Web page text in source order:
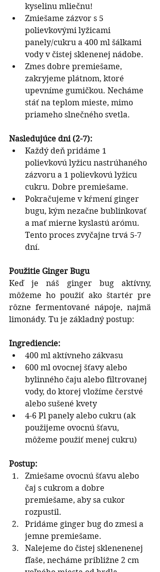
kyselinu mliečnu!
Zmiešame zázvor s 5
polievkovými lyžicami
panely/cukru a 400 ml šálkami
vody v čistej sklenenej nádobe.
Zmes dobre premiešame,
zakryjeme plátnom, ktoré
upevníme gumičkou. Necháme
stáť na teplom mieste, mimo
priameho slnečného svetla.
Nasledujúce dni (2-7):
Každý deň pridáme 1
polievkovú lyžicu nastrúhaného
zázvoru a 1 polievkovú lyžicu
cukru. Dobre premiešame.
Pokračujeme v kŕmení ginger
bugu, kým nezačne bublinkovať
a mať mierne kyslastú arómu.
Tento proces zvyčajne trvá 5-7
dní.
Použitie Ginger Bugu
Keď je náš ginger bug aktívny,
môžeme ho použiť ako štartér pre
rôzne fermentované nápoje, najmä
limonády. Tu je základný postup:
Ingrediencie:
400 ml aktívneho zákvasu
600 ml ovocnej šťavy alebo
bylinného čaju alebo filtrovanej
vody, do ktorej vložíme čerstvé
alebo sušené kvety
4-6 Pl panely alebo cukru (ak
použijeme ovocnú šťavu,
môžeme použiť menej cukru)
Postup:
Zmiešame ovocnú šťavu alebo
čaj s cukrom a dobre
premiešame, aby sa cukor
rozpustil.
Pridáme ginger bug do zmesi a
jemne premiešame.
Nalejeme do čistej sklenenenej
fľaše, necháme približne 2 cm